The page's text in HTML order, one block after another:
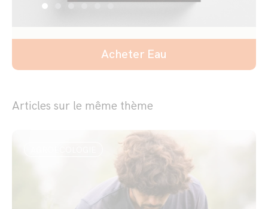
Acheter Eau
Articles sur le même thème